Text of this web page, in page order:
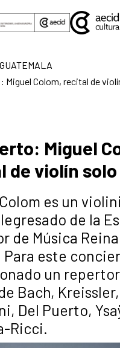
principal
Miguel Colom, recital de
Miguel
de violín solo
es un
de la
de Música
Para este
un
Bach, Kreissler,
Del Puerto,
Ricci.